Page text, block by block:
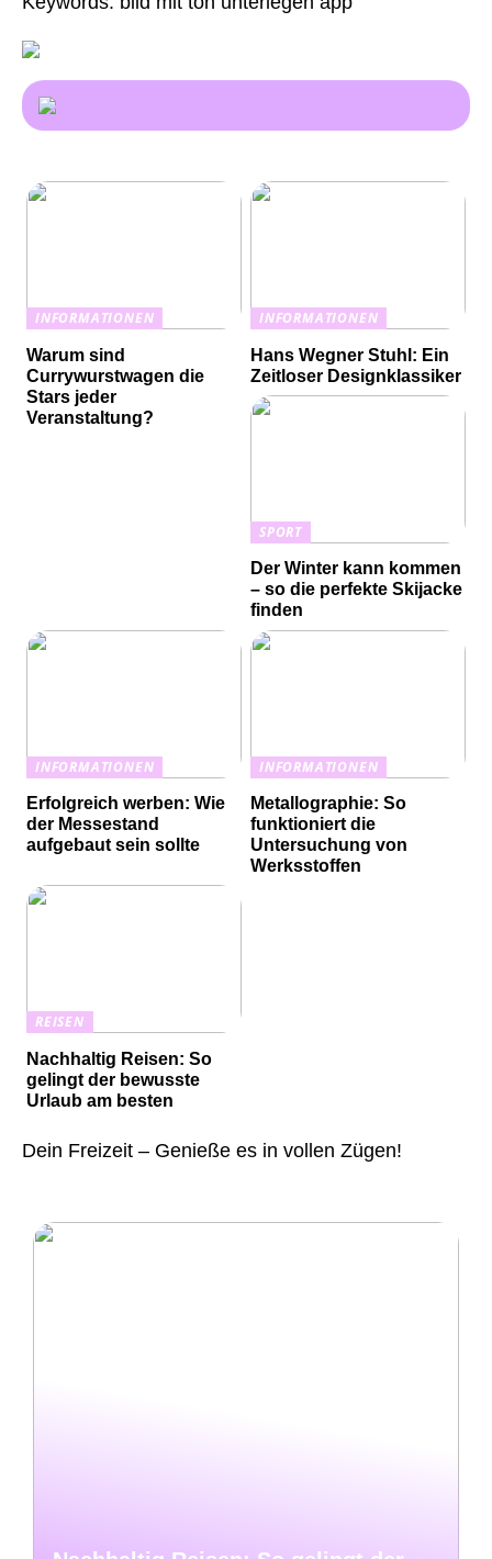
INFORMATIONEN
Warum sind
Currywurstwagen die
Stars jeder
Veranstaltung?
INFORMATIONEN
Hans Wegner Stuhl: Ein
Zeitloser Designklassiker
SPORT
Der Winter kann kommen
– so die perfekte Skijacke
finden
INFORMATIONEN
Erfolgreich werben: Wie
der Messestand
aufgebaut sein sollte
INFORMATIONEN
Metallographie: So
funktioniert die
Untersuchung von
Werksstoffen
REISEN
Nachhaltig Reisen: So
gelingt der bewusste
Urlaub am besten
Dein Freizeit – Genieße es in vollen Zügen!